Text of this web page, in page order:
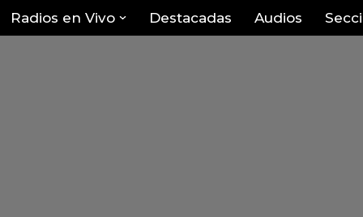
Radios en Vivo Destacadas Audios